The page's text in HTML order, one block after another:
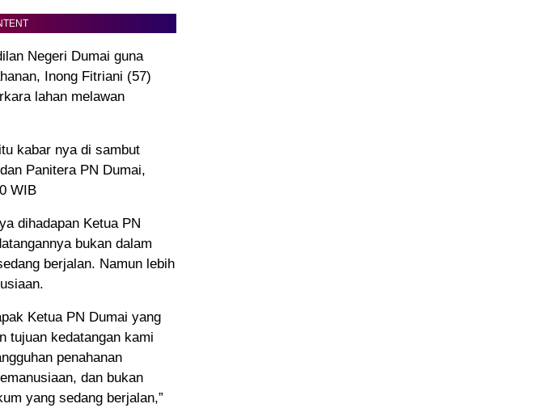
Negeri Dumai guna
Inong Fitriani (57)
lahan melawan
kabar nya di sambut
Panitera PN Dumai,
WIB
dihadapan Ketua PN
bukan dalam
berjalan. Namun lebih
Ketua PN Dumai yang
tujuan kedatangan kami
penahanan
dan bukan
yang sedang berjalan,”